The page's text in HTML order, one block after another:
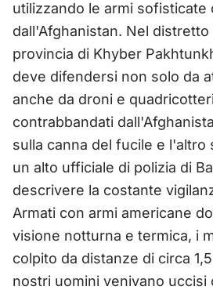
utilizzando le armi sofisticate
dall'Afghanistan. Nel distretto
provincia di Khyber
deve difendersi non solo da
anche da droni e
contrabbandati
sulla canna del fucile e l'altro
un alto ufficiale di polizia di
descrivere la costante
Armati con armi americane
visione notturna e termica, i
colpito da distanze di circa
nostri uomini venivano uccisi